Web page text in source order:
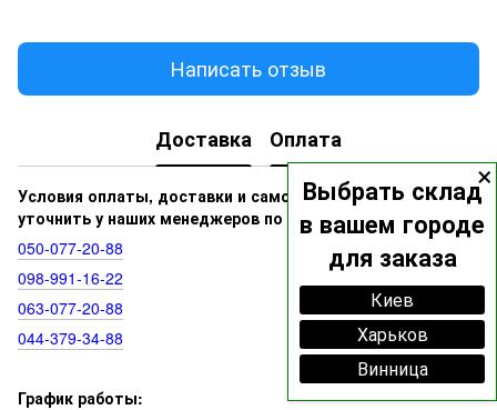
×
Выбрать склад
в вашем городе
для заказа
Киев
Харьков
Винница
Написать отзыв
Доставка Оплата
Условия оплаты, доставки и самовывоза вы можете
уточнить у наших менеджеров по номерам:
050‑077‑20‑88
098‑991‑16‑22
063‑077‑20‑88
044‑379‑34‑88
График работы: